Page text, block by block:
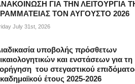
ΓΙΑ ΤΗΝ ΛΕΙΤΟΥΡΓΙΑ
ΤΟΝ ΑΥΓΟΥΣΤΟ 2026
July 31st, 2026
υποβολής πρόσθετων
και ενστάσεων για τη
του στεγαστικού
έτους 2025-2026